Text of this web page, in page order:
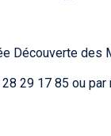
Découverte
29 17 85 ou par